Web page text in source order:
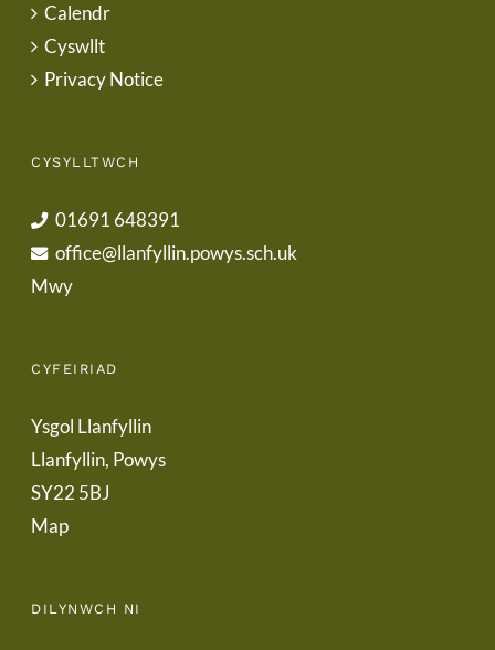
Calendr
Cyswllt
Privacy Notice
CYSYLLTWCH
01691 648391
office@llanfyllin.powys.sch.uk
Mwy
CYFEIRIAD
Ysgol Llanfyllin
Llanfyllin, Powys
SY22 5BJ
Map
DILYNWCH NI